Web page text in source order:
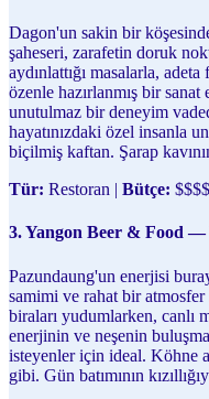
Dagon'un sakin bir
şaheseri, zarafetin doruk
aydınlattığı masalarla,
özenle hazırlanmış bir
unutulmaz bir deneyim
hayatınızdaki özel insanla
biçilmiş kaftan. Şarap
Tür: Restoran | Bütçe: $$$$
3. Yangon Beer & Food —
Pazundaung'un enerjisi
samimi ve rahat bir atmosfer
biraları yudumlarken, canlı
enerjinin ve neşenin
isteyenler için ideal. Köhne
gibi. Gün batımının